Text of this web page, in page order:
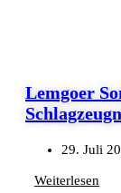
Lemgoer
29. Juli
Weiterlesen